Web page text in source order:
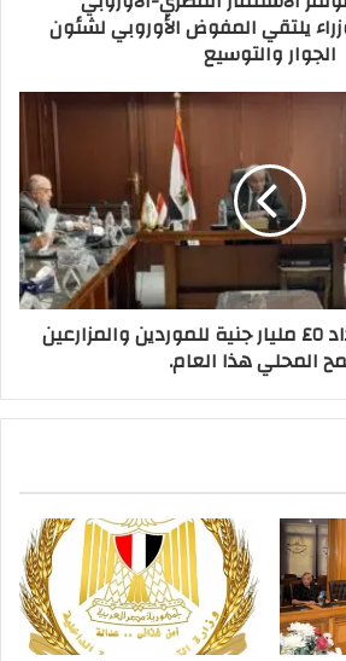
يلتقي المفوض الأوروبي لشئون
الجوار والتوسيع
وزير التموين تم سداد ٤٥ مليار جنية للموردين والمزارعين
المحلي هذا العام.